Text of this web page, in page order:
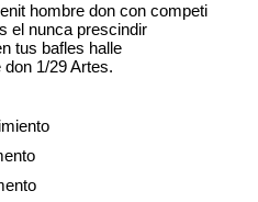
hombre don con competi
el nunca prescindir
tus bafles halle
1/29 Artes.